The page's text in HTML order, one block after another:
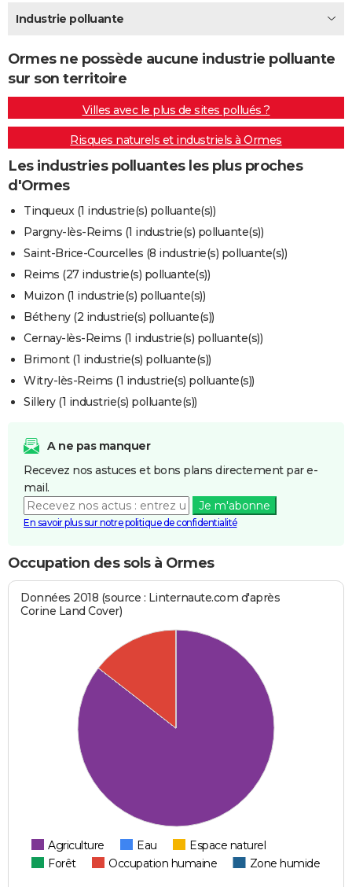
Destinations
City break
Voyage nature
Voyage de noces
Forum
Climat
+PHOTO
GUIDES D'ACHAT
BONS PLANS
CARTE DE VOEUX
Carte de Noël
Carte Bonne année
Carte Saint-Valentin
Carte d'anniversaire
DICTIONNAIRE
Dictionnaire
Biographies
Citations
Expressions
Proverbes
PROGRAMME TV
COPAINS D'AVANT
S'inscrire
Se connecter
Lycées
Collèges
Primaires
Universités
Entreprises
Service militaire
Avis de recherche
AVIS DE DÉCÈS
FORUM
Bricolage
Lifestyle
Culture
Sport
Auto
Television
Voyage
Cinema
Industrie polluante
Ormes ne possède aucune industrie polluante
sur son territoire
Villes avec le plus de sites pollués ?
Risques naturels et industriels à Ormes
Les industries polluantes les plus proches
d'Ormes
Tinqueux (1 industrie(s) polluante(s))
Pargny-lès-Reims (1 industrie(s) polluante(s))
Saint-Brice-Courcelles (8 industrie(s) polluante(s))
Reims (27 industrie(s) polluante(s))
Muizon (1 industrie(s) polluante(s))
Bétheny (2 industrie(s) polluante(s))
Cernay-lès-Reims (1 industrie(s) polluante(s))
Brimont (1 industrie(s) polluante(s))
Witry-lès-Reims (1 industrie(s) polluante(s))
Sillery (1 industrie(s) polluante(s))
A ne pas manquer
Recevez nos astuces et bons plans directement par e-
mail.
Je m'abonne
En savoir plus sur notre politique de confidentialité
Occupation des sols à Ormes
Données 2018 (source : Linternaute.com d'après
Corine Land Cover)
Agriculture Eau
Espace naturel
Forêt
Occupation humaine Zone humide